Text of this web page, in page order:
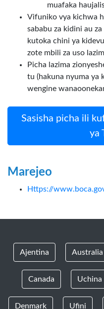
muafaka
Vifuniko vya kichwa
sababu za kidini au
kutoka chini ya
zote mbili za uso
Picha lazima
tu (hakuna nyuma ya
wengine
Sasisha picha ili
ya
Marejeo
Https://
Ajentina Australia
Canada Uchina
Denmark Ufini